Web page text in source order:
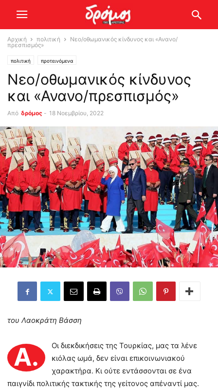
Αρχική πολιτική
Νεο/οθωμανικός κίνδυνος και «Ανανο/
πρεσπισμός»
πολιτική προτεινόμενα
Νεο/οθωμανικός κίνδυνος
και «Ανανο/πρεσπισμός»
Από δρόμος - 18 Νοεμβρίου, 2022
του Λαοκράτη Βάσση
Α.
Οι διεκδικήσεις της Τουρκίας, μας τα λένε
κιόλας ωμά, δεν είναι επικοινωνιακού
χαρακτήρα. Κι ούτε εντάσσονται σε ένα
παιγνίδι πολιτικής τακτικής της γείτονος απέναντί μας.